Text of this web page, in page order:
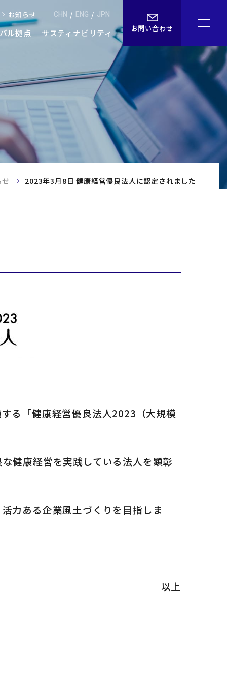
お知らせ CHN / ENG / JPN
クセス
ル拠点 サスティナビリティ お問い合わせ
よくあるご質問
お問い合わせ
2023年3月8日 健康経営優良法人に認定されました
る「健康経営優良法人2023（大規模
健康経営を実践している法人を顕彰
力ある企業風土づくりを目指しま
以上